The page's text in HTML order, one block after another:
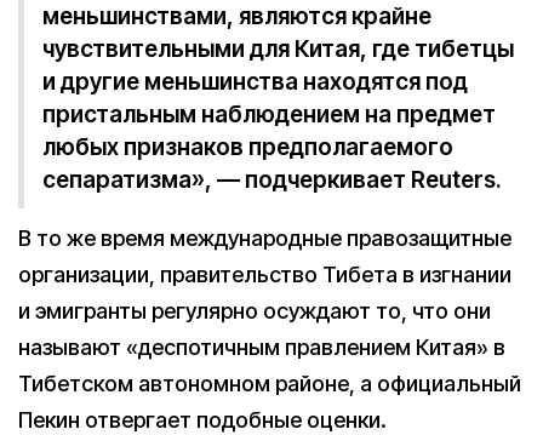
меньшинствами, являются крайне
чувствительными для Китая, где тибетцы
и другие меньшинства находятся под
пристальным наблюдением на предмет
любых признаков предполагаемого
сепаратизма», — подчеркивает Reuters.
В то же время международные правозащитные
организации, правительство Тибета в изгнании
и эмигранты регулярно осуждают то, что они
называют «деспотичным правлением Китая» в
Тибетском автономном районе, а официальный
Пекин отвергает подобные оценки.